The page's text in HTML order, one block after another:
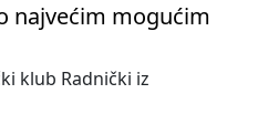
najvećim mogućim
klub Radnički iz